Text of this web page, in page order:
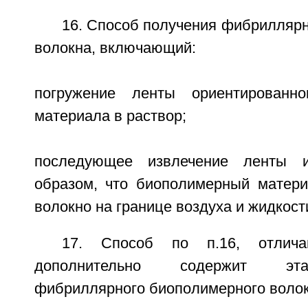
16. Способ получения
волокна, включающий:
погружение ленты
материала в раствор;
последующее извлечение ленты
образом, что биополимерный
волокно на границе воздуха и
17. Способ по п.16,
дополнительно содержит
фибриллярного биополимерного